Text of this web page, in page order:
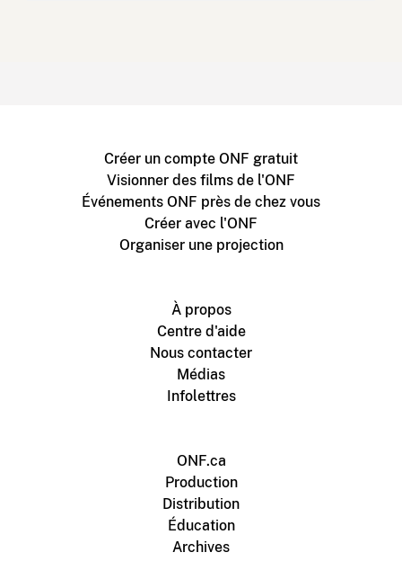
Créer un compte ONF gratuit
Visionner des films de l'ONF
Événements ONF près de chez vous
Créer avec l'ONF
Organiser une projection
À propos
Centre d'aide
Nous contacter
Médias
Infolettres
ONF.ca
Production
Distribution
Éducation
Archives